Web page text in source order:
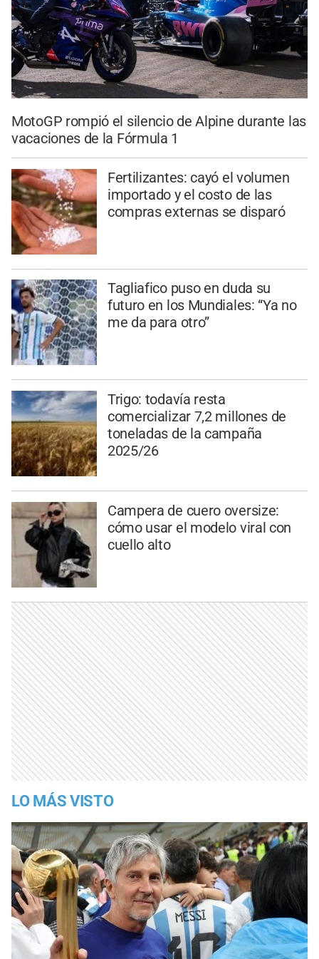
MotoGP rompió el silencio de Alpine durante las
vacaciones de la Fórmula 1
Fertilizantes: cayó el volumen
importado y el costo de las
compras externas se disparó
Tagliafico puso en duda su
futuro en los Mundiales: “Ya no
me da para otro”
Trigo: todavía resta
comercializar 7,2 millones de
toneladas de la campaña
2025/26
Campera de cuero oversize:
cómo usar el modelo viral con
cuello alto
LO MÁS VISTO